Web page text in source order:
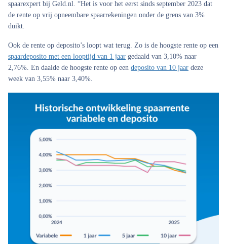
spaarexpert bij Geld.nl. “Het is voor het eerst sinds september 2023 dat
de rente op vrij opneembare spaarrekeningen onder de grens van 3%
duikt.
Ook de rente op deposito’s loopt wat terug. Zo is de hoogste rente op een
spaardeposito met een looptijd van 1 jaar gedaald van 3,10% naar
2,76%. En daalde de hoogste rente op een deposito van 10 jaar deze
week van 3,55% naar 3,40%.